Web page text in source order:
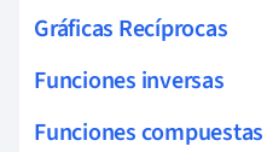
Gráficas Recíprocas
Funciones inversas
Funciones compuestas